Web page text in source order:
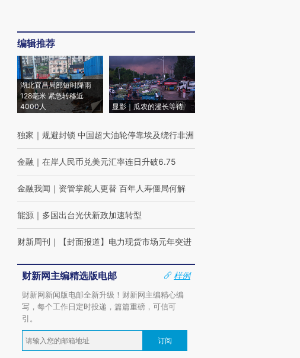
编辑推荐
湖北宜昌局部短时降雨
128毫米 紧急转移近
4000人
显影｜瓜农的漫长等待
独家 ｜ 规避封锁 中国超大油轮停靠埃及绕行非洲
金融 ｜ 在岸人民币兑美元汇率连日升破6.75
金融我闻 ｜ 资管掌舵人更替 百年人寿僵局何解
能源 ｜ 多国出台光伏新政加速转型
财新周刊 ｜ 【封面报道】电力现货市场元年突进
财新网主编精选版电邮
样例
财新网新闻版电邮全新升级！财新网主编精心编
写，每个工作日定时投递，篇篇重磅，可信可
引。
订阅